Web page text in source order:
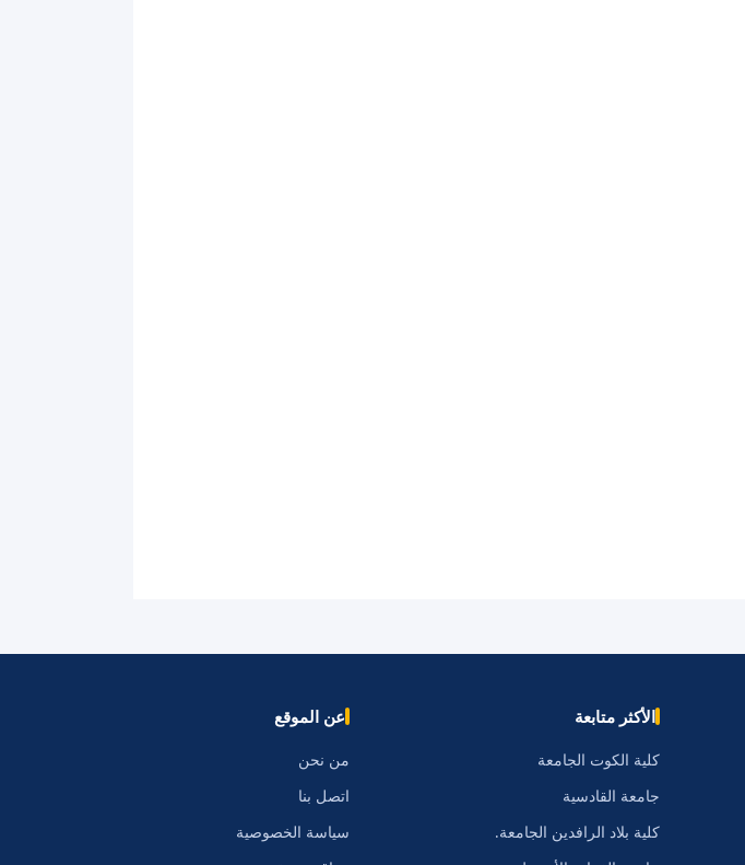
الأكثر متابعة
كلية الكوت الجامعة
جامعة القادسية
كلية بلاد الرافدين الجامعة.
عن الموقع
من نحن
اتصل بنا
سياسة الخصوصية